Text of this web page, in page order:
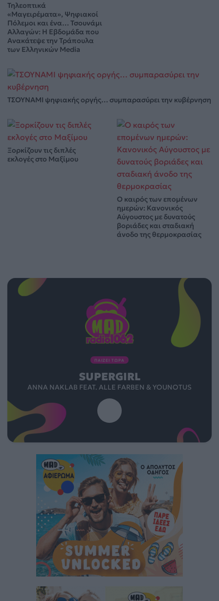
Τηλεοπτικά
«Μαγειρέματα», Ψηφιακοί
Πόλεμοι και ένα… Τσουνάμι
Αλλαγών: Η Εβδομάδα που
Ανακάτεψε την Τράπουλα
των Ελληνικών Media
ΤΣΟΥΝΑΜΙ ψηφιακής οργής… συμπαρασύρει την κυβέρνηση
Ξορκίζουν τις διπλές
εκλογές στο Μαξίμου
Ο καιρός των επομένων
ημερών: Κανονικός
Αύγουστος με δυνατούς
βοριάδες και σταδιακή
άνοδο της θερμοκρασίας
ΠΑΙΖΕΙ ΤΩΡΑ
SUPERGIRL
ANNA NAKLAB FEAT. ALLE FARBEN & YOUNOTUS